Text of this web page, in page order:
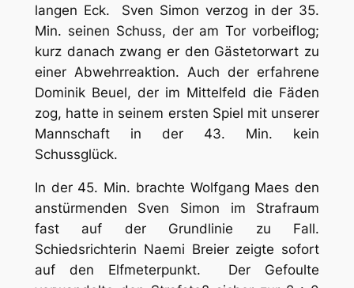
langen Eck. Sven Simon verzog in der 35.
Min. seinen Schuss, der am Tor vorbeiflog;
kurz danach zwang er den Gästetorwart zu
einer Abwehrreaktion. Auch der erfahrene
Dominik Beuel, der im Mittelfeld die Fäden
zog, hatte in seinem ersten Spiel mit unserer
Mannschaft in der 43. Min. kein
Schussglück.
In der 45. Min. brachte Wolfgang Maes den
anstürmenden Sven Simon im Strafraum
fast auf der Grundlinie zu Fall.
Schiedsrichterin Naemi Breier zeigte sofort
auf den Elfmeterpunkt. Der Gefoulte